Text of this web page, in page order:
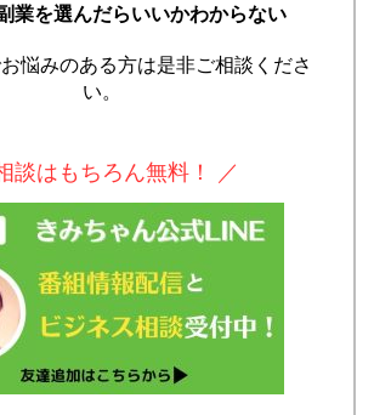
業を選んだらいいかわからない
悩みのある方は是非ご相談くださ
い。
談はもちろん無料！ ／